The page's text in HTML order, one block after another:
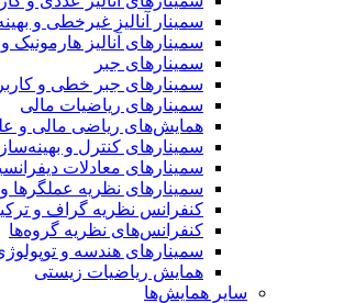
سمینار آنالیز غیرخطی و
سمینارهای آنالیز هارمونیک
سمینار‌های جبر
سمینارهای جبر خطی و
سمینار‌های ریاضیات مالی
همایش‌های ریاضی مالی و
سمینارهای کنترل و
سمینارهای معادلات
سمینار‌های نظریه عملگرها
کنفرانس نظریه گراف و
کنفرانس‌های نظریه گروه‌ها
سمینار‌های هندسه و
همایش ریاضیات زیستی
سایر همایش‌ها